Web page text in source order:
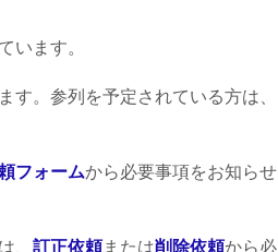
います。
す。参列を予定されている方は、
フォームから必要事項をお知らせ
、 訂正依頼または削除依頼から必